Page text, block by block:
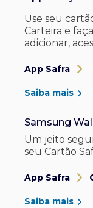
Use seu
Carteira e
adicionar,
App Safra
Saiba mais
Samsung
Um jeito
seu Cartão
App Safra
Saiba mais